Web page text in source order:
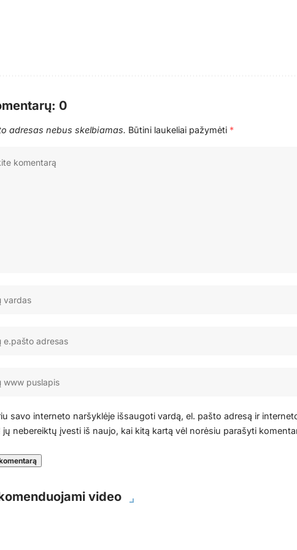
0
adresas nebus skelbiamas. Būtini laukeliai pažymėti *
savo interneto naršyklėje išsaugoti vardą, el. pašto adresą ir
jų nebereiktų įvesti iš naujo, kai kitą kartą vėl norėsiu parašyti
video